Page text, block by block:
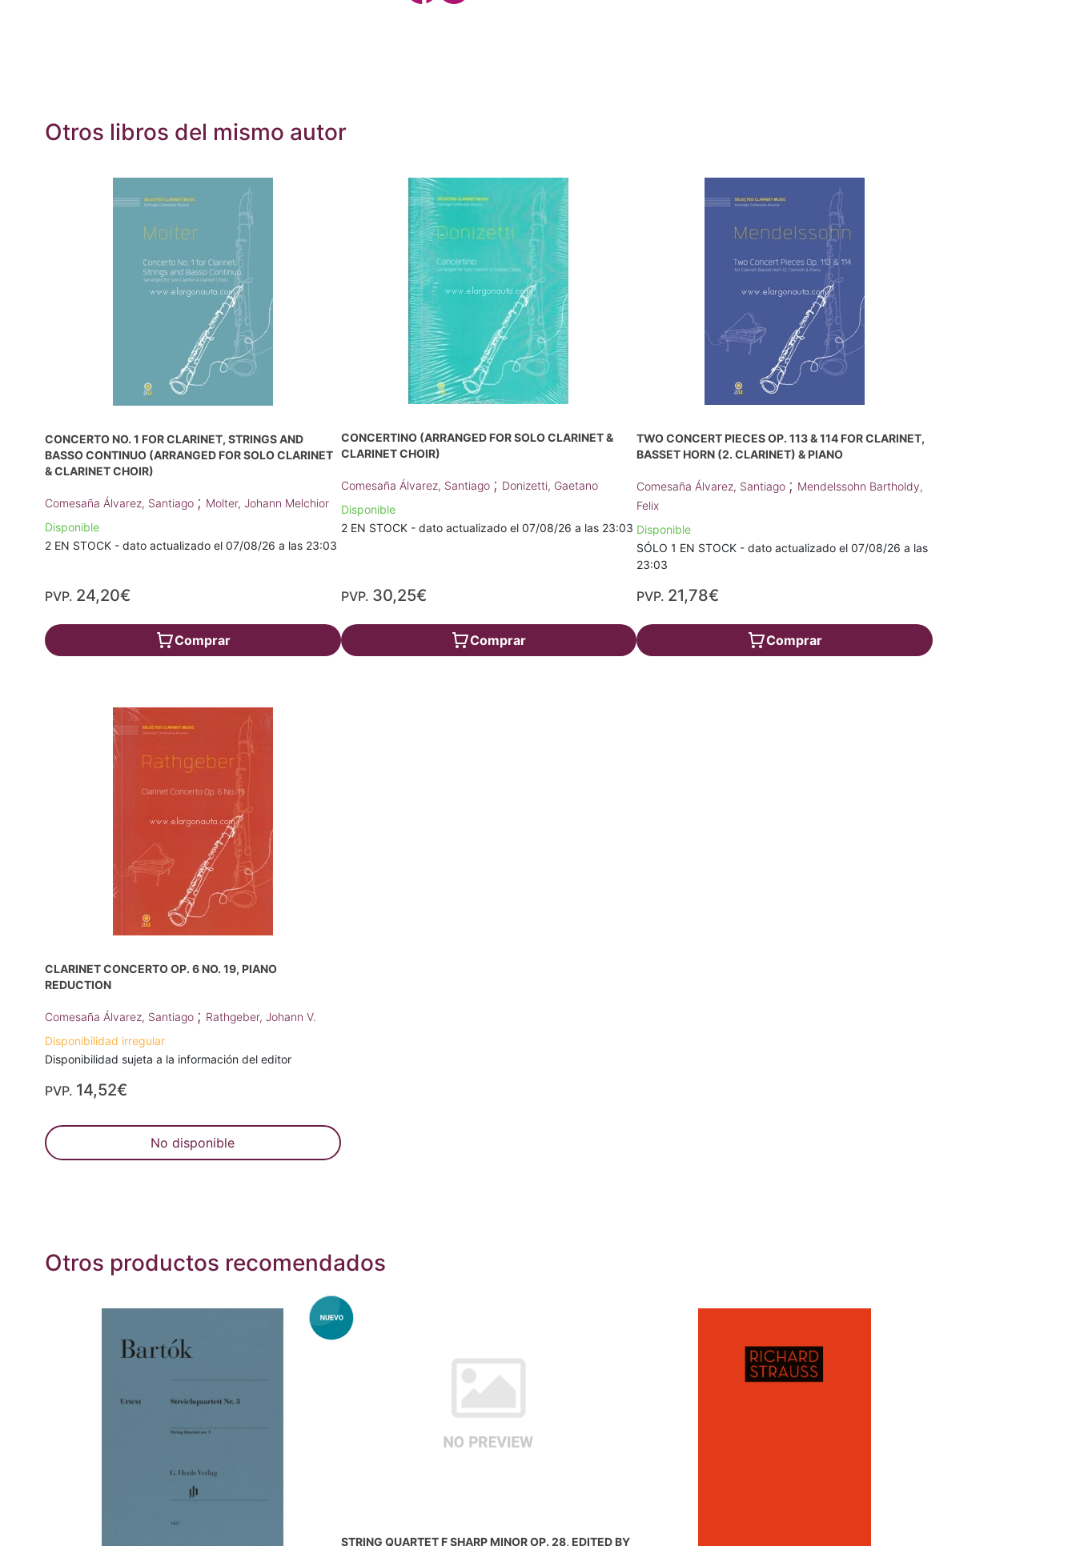
Otros libros del mismo autor
CONCERTO NO. 1 FOR CLARINET, STRINGS AND
BASSO CONTINUO (ARRANGED FOR SOLO CLARINET
& CLARINET CHOIR)
Comesaña Álvarez, Santiago ; Molter, Johann Melchior
Disponible
2 EN STOCK - dato actualizado el 07/08/26 a las 23:03
PVP. 24,20€
Comprar
CONCERTINO (ARRANGED FOR SOLO CLARINET &
CLARINET CHOIR)
Comesaña Álvarez, Santiago ; Donizetti, Gaetano
Disponible
2 EN STOCK - dato actualizado el 07/08/26 a las 23:03
PVP. 30,25€
Comprar
TWO CONCERT PIECES OP. 113 & 114 FOR CLARINET,
BASSET HORN (2. CLARINET) & PIANO
Comesaña Álvarez, Santiago ; Mendelssohn Bartholdy,
Felix
Disponible
SÓLO 1 EN STOCK - dato actualizado el 07/08/26 a las
23:03
PVP. 21,78€
Comprar
CLARINET CONCERTO OP. 6 NO. 19, PIANO
REDUCTION
Comesaña Álvarez, Santiago ; Rathgeber, Johann V.
Disponibilidad irregular
Disponibilidad sujeta a la información del editor
PVP. 14,52€
No disponible
Otros productos recomendados
STRING QUARTET F SHARP MINOR OP. 28, EDITED BY